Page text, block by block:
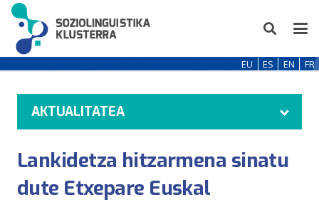
EU ES EN FR
AKTUALITATEA
Lankidetza hitzarmena sinatu
dute Etxepare Euskal